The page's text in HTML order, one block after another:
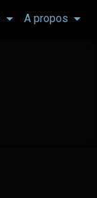
A propos